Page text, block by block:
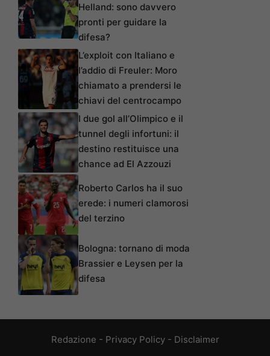
Helland: sono davvero
pronti per guidare la
difesa?
L’exploit con Italiano e
l’addio di Freuler: Moro
chiamato a prendersi le
chiavi del centrocampo
I due gol all’Olimpico e il
tunnel degli infortuni: il
destino restituisce una
chance ad El Azzouzi
Roberto Carlos ha il suo
erede: i numeri clamorosi
del terzino
Bologna: tornano di moda
Brassier e Leysen per la
difesa
Redazione - Privacy Policy- Disclaimer